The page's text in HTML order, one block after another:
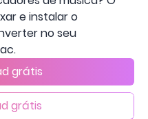
e instalar o
no seu
grátis
grátis